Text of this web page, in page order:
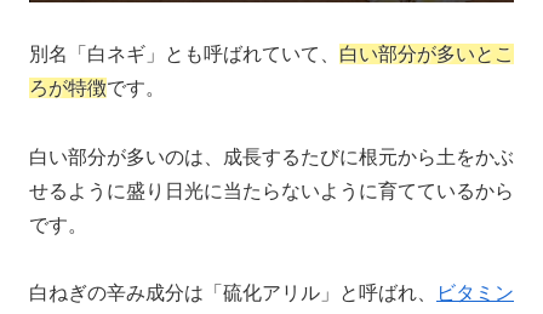
別名「白ネギ」とも呼ばれていて、 白い部分が多いとこ
ろが特徴です。
白い部分が多いのは、成長するたびに根元から土をかぶ
せるように盛り日光に当たらないように育てているから
です。
白ねぎの辛み成分は「硫化アリル」と呼ばれ、
ビタミン